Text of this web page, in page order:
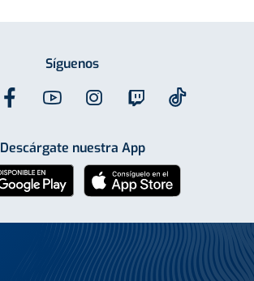
Síguenos
Descárgate nuestra App